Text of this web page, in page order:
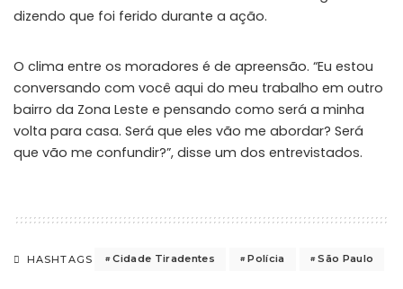
dizendo que foi ferido durante a ação.
O clima entre os moradores é de apreensão. “Eu estou
conversando com você aqui do meu trabalho em outro
bairro da Zona Leste e pensando como será a minha
volta para casa. Será que eles vão me abordar? Será
que vão me confundir?”, disse um dos entrevistados.
HASHTAGS Cidade Tiradentes Polícia São Paulo